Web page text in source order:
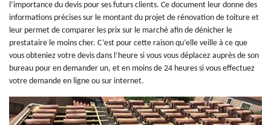
l’importance du devis pour ses futurs clients. Ce document leur donne des
informations précises sur le montant du projet de rénovation de toiture et
leur permet de comparer les prix sur le marché afin de dénicher le
prestataire le moins cher. C’est pour cette raison qu’elle veille à ce que
vous obteniez votre devis dans l’heure si vous vous déplacez auprès de son
bureau pour en demander un, et en moins de 24 heures si vous effectuez
votre demande en ligne ou sur internet.